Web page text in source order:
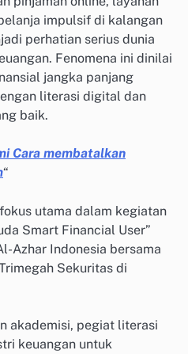
impulsif di kalangan
perhatian serius dunia
Fenomena ini dinilai
jangka panjang
literasi digital dan
baik.
Cara membatalkan
“
utama dalam kegiatan
Smart Financial User”
Azhar Indonesia bersama
Sekuritas di
akademisi, pegiat literasi
keuangan untuk